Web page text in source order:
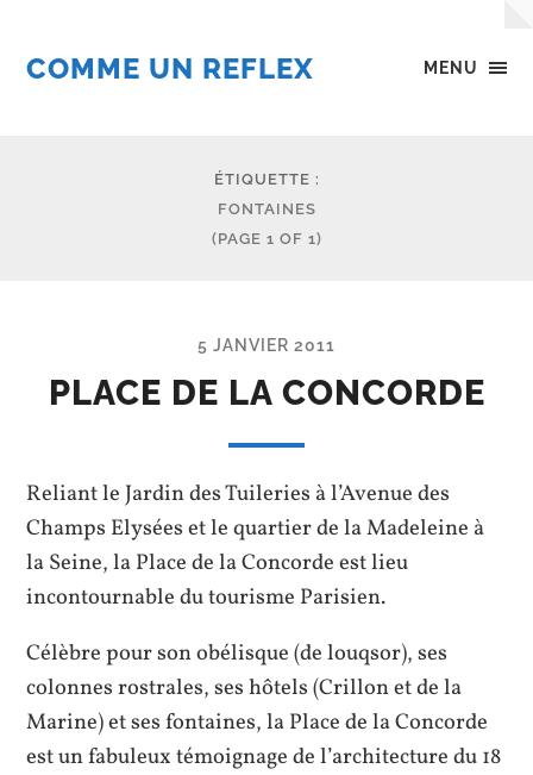
MENU
COMME UN REFLEX
ÉTIQUETTE :
FONTAINES
(PAGE 1 OF 1)
5 JANVIER 2011
PLACE DE LA CONCORDE
Reliant le Jardin des Tuileries à l’Avenue des
Champs Elysées et le quartier de la Madeleine à
la Seine, la Place de la Concorde est lieu
incontournable du tourisme Parisien.
Célèbre pour son obélisque (de louqsor), ses
colonnes rostrales, ses hôtels (Crillon et de la
Marine) et ses fontaines, la Place de la Concorde
est un fabuleux témoignage de l’architecture du 18